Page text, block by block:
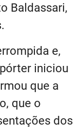
Baldassari,
e,
iniciou
que a
que o
dos